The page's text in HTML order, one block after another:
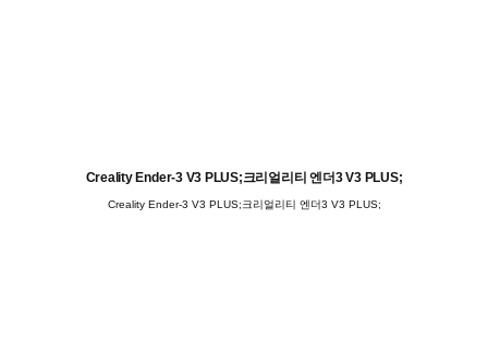
Creality Ender-3 V3 PLUS;크리얼리티 엔더3 V3 PLUS;
Creality Ender-3 V3 PLUS;크리얼리티 엔더3 V3 PLUS;